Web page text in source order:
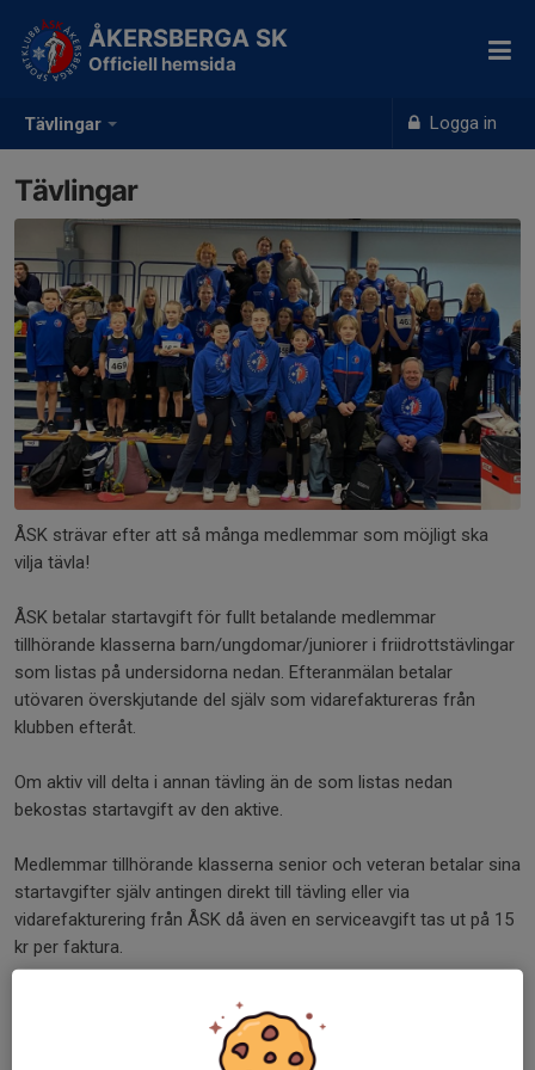
Tävlingar Logga in
ÅKERSBERGA SK
Officiell hemsida
Tävlingar
ÅSK strävar efter att så många medlemmar som möjligt ska
vilja tävla!
ÅSK betalar startavgift för fullt betalande medlemmar
tillhörande klasserna barn/ungdomar/juniorer i friidrottstävlingar
som listas på undersidorna nedan. Efteranmälan betalar
utövaren överskjutande del själv som vidarefaktureras från
klubben efteråt.
Om aktiv vill delta i annan tävling än de som listas nedan
bekostas startavgift av den aktive.
Medlemmar tillhörande klasserna senior och veteran betalar sina
startavgifter själv antingen direkt till tävling eller via
vidarefakturering från ÅSK då även en serviceavgift tas ut på 15
kr per faktura.